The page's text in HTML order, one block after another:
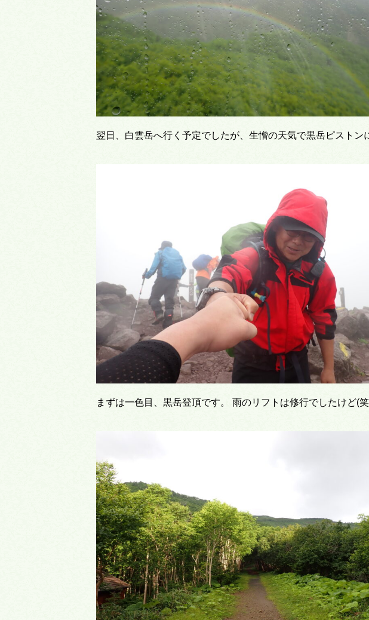
翌日、白雲岳へ行く予定でしたが、生憎の天気で黒岳ピストン
まずは一色目、黒岳登頂です。 雨のリフトは修行でしたけど(